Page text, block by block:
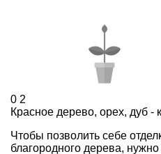
0 2
Красное дерево, орех, дуб -
Чтобы позволить себе
благородного дерева,